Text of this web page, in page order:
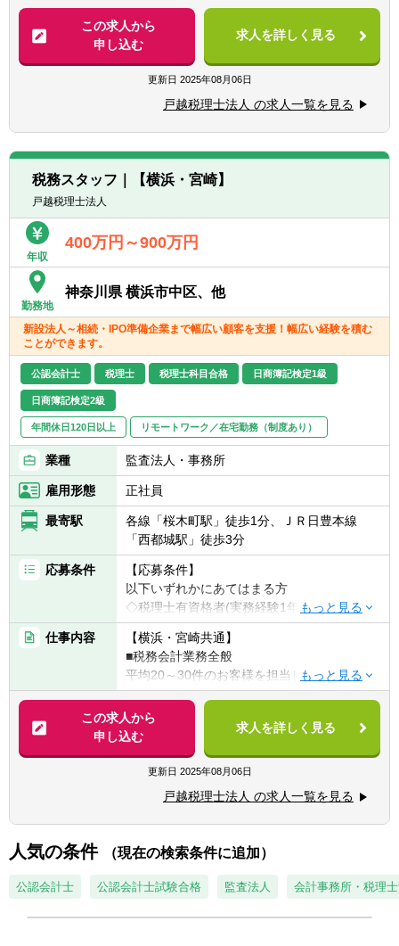
方
◎お客様との一つひとつのコミュニケーショ
ンを大切にできる方
◎協調性がある方
・データ入力
・決算業務
・巡回監査
・その他税務会計業務 等
・入社後すぐは、データ入力、決算業務、給
与計算、巡回監査等から担当し、少しずつ業
務を覚えていきます。経験に応じてその他幅
広い業務に携わります。
決算の見込みまでの予想、今後の税金の見込
みや手元にあるお金の流れ等、未来に向けた
資金繰りの提案等に特に注力しています。
・税理士の資格取得支援も行っているため、
スキルアップできる環境が整っています。
【具体的には】
●決算・申告書の作成
●税務相談対応など
相続税も年に数件お問合わせがあり、チャレ
ンジする環境です。
この求人から
申し込む
求人を詳しく見る
更新日 2025年08月06日
戸越税理士法人 の求人一覧を見る
税務スタッフ｜【横浜・宮崎】
戸越税理士法人
年収
400万円～900万円
勤務地
神奈川県 横浜市中区、他
新設法人～相続・IPO準備企業まで幅広い顧客を支援！幅広い経験を積む
ことができます。
公認会計士 税理士 税理士科目合格 日商簿記検定1級
日商簿記検定2級
年間休日120日以上 リモートワーク／在宅勤務（制度あり）
業種 監査法人・事務所
雇用形態 正社員
最寄駅
各線「桜木町駅」徒歩1分、ＪＲ日豊本線
「西都城駅」徒歩3分
応募条件
【応募条件】
以下いずれかにあてはまる方
◇税理士有資格者(実務経験1年以上)
◇公認会計士試験合格の方
※普通自動車第一種運転免許は必須となりま
す。
【具体的には】
◎責任感を持ち、丁寧な仕事を心掛けられる
方
◎お客様との一つひとつのコミュニケーショ
ンを大切にできる方
仕事内容
【横浜・宮崎共通】
■税務会計業務全般
平均20～30件のお客様を担当し、月に5～10
件訪問します。
・データ入力
・決算業務
・巡回監査
・その他税務会計業務 等
相続税も年に数件お問合わせがあり、チャレ
ンジする環境です。
＝＝＝＝＝＝＝＝＝＝＝＝＝＝＝＝＝＝＝
【宮崎オフィス（計10名前後）】
議所2階
この求人から
申し込む
求人を詳しく見る
更新日 2025年08月06日
戸越税理士法人 の求人一覧を見る
人気の条件 （現在の検索条件に追加）
公認会計士 公認会計士試験合格 監査法人 会計事務所・税理